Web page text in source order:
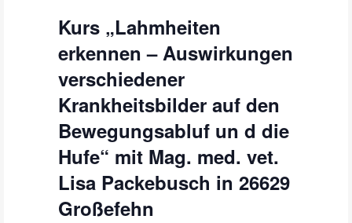
Kurs „Lahmheiten
erkennen – Auswirkungen
verschiedener
Krankheitsbilder auf den
Bewegungsabluf un d die
Hufe“ mit Mag. med. vet.
Lisa Packebusch in 26629
Großefehn